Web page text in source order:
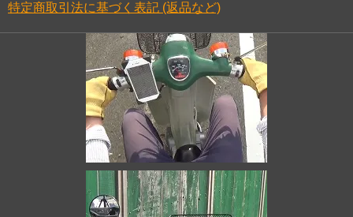
特定商取引法に基づく表記 (返品など)